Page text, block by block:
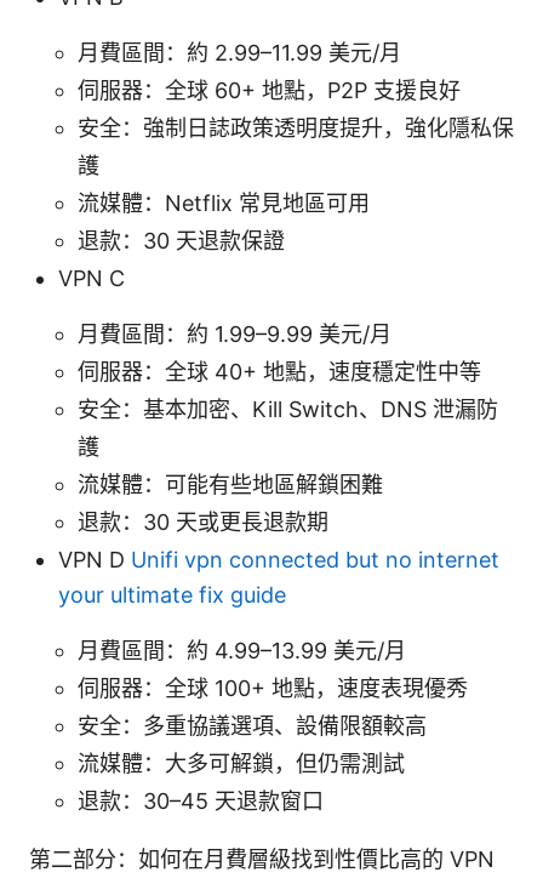
月費區間：約 2.99–11.99 美元/月
伺服器：全球 60+ 地點，P2P 支援良好
安全：強制日誌政策透明度提升，強化隱私保
護
流媒體：Netflix 常見地區可用
退款：30 天退款保證
VPN C
月費區間：約 1.99–9.99 美元/月
伺服器：全球 40+ 地點，速度穩定性中等
安全：基本加密、Kill Switch、DNS 泄漏防
護
流媒體：可能有些地區解鎖困難
退款：30 天或更長退款期
VPN D Unifi vpn connected but no internet
your ultimate fix guide
月費區間：約 4.99–13.99 美元/月
伺服器：全球 100+ 地點，速度表現優秀
安全：多重協議選項、設備限額較高
流媒體：大多可解鎖，但仍需測試
退款：30–45 天退款窗口
第二部分：如何在月費層級找到性價比高的 VPN